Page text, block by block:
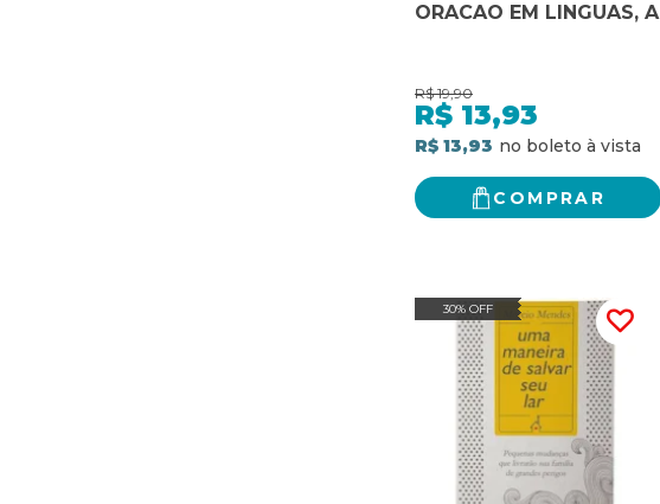
ORACAO EM LINGUAS, A
R$ 19,90
R$ 13,93
R$ 13,93
COMPRAR
30% OFF